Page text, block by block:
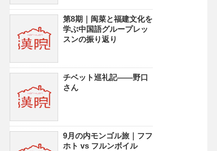
第8期｜闽菜と福建文化を
学ぶ中国語グループレッ
スンの振り返り
チベット巡礼記——野口
さん
9月の内モンゴル旅｜フフ
ホト vs フルンボイル